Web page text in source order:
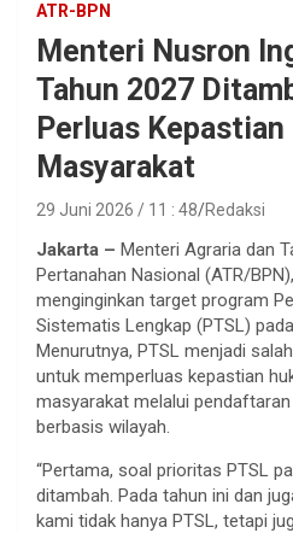
ATR-BPN
Menteri Nusron
Tahun 2027
Perluas
Masyarakat
29 Juni 2026 / 11 : 48 Redaksi
Jakarta – Menteri Agraria dan
Pertanahan Nasional (ATR/
menginginkan target program
Sistematis Lengkap (PTSL)
Menurutnya, PTSL menjadi
untuk memperluas kepastian
masyarakat melalui
berbasis wilayah.
“Pertama, soal prioritas PTSL
ditambah. Pada tahun ini dan
kami tidak hanya PTSL, tetapi